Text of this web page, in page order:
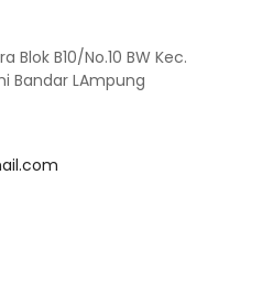
Blok B10/No.10 BW Kec.
Bandar LAmpung